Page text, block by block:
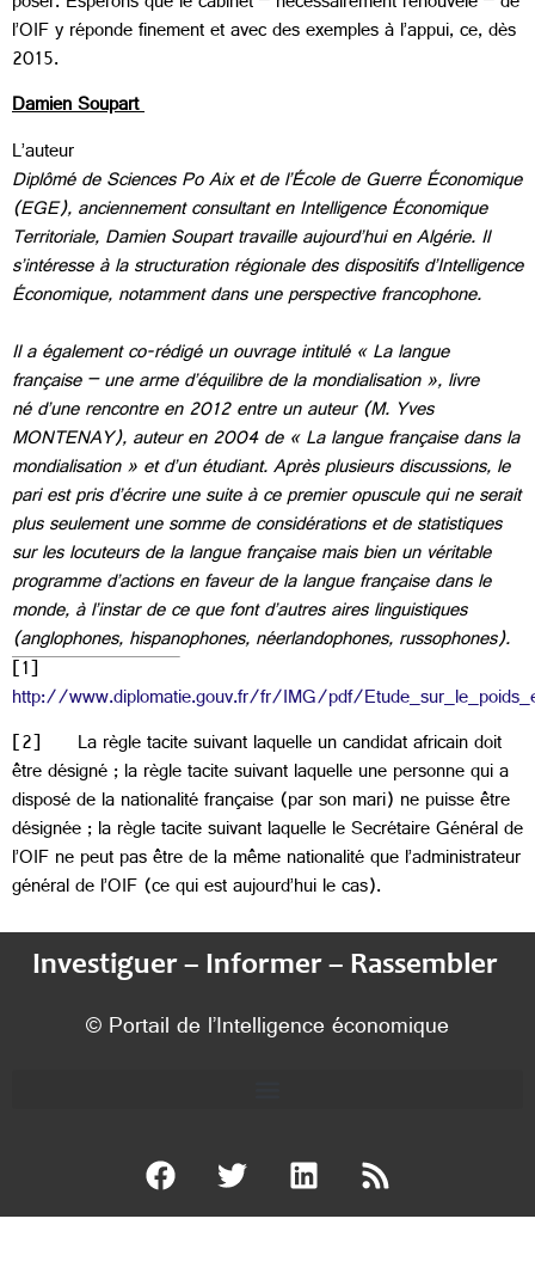
l’OIF y réponde finement et avec des exemples à l’appui, ce, dès
2015.
Damien Soupart
L’auteur
Diplômé de Sciences Po Aix et de l’École de Guerre Économique
(EGE), anciennement consultant en Intelligence Économique
Territoriale, Damien Soupart travaille aujourd’hui en Algérie. Il
s’intéresse à la structuration régionale des dispositifs d’Intelligence
Économique, notamment dans une perspective francophone.
Il a également co-rédigé un ouvrage intitulé « La langue
française – une arme d’équilibre de la mondialisation », livre
néd’une rencontre en 2012 entre un auteur (M. Yves
MONTENAY), auteur en 2004 de « La langue française dans la
mondialisation » et d’un étudiant. Après plusieurs discussions, le
pari est pris d’écrire une suite à ce premier opuscule qui ne serait
plus seulement une somme de considérations et de statistiques
sur les locuteurs de la langue française mais bien un véritable
programme d’actions en faveur de la langue française dans le
monde, à l’instar de ce que font d’autres aires linguistiques
(anglophones, hispanophones, néerlandophones, russophones).
[1]
http://www.diplomatie.gouv.fr/fr/IMG/pdf/
[2] La règle tacite suivant laquelle un candidat africain doit
être désigné ; la règle tacite suivant laquelle une personne qui a
disposé de la nationalité française (par son mari) ne puisse être
désignée ; la règle tacite suivant laquelle le Secrétaire Général de
l’OIF ne peut pas être de la même nationalité que l’administrateur
général de l’OIF (ce qui est aujourd’hui le cas).
Investiguer – Informer – Rassembler
© Portail de l’Intelligence économique